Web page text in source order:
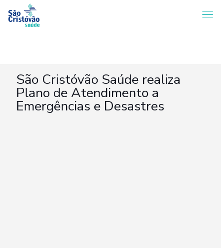
São Cristóvão Saúde realiza
Plano de Atendimento a
Emergências e Desastres